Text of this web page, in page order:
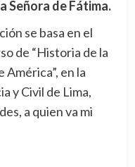
Señora de Fátima.
se basa en el
de “Historia de la
América”, en la
y Civil de Lima,
a quien va mi